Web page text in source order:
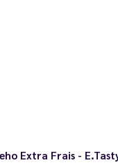
Extra Frais -